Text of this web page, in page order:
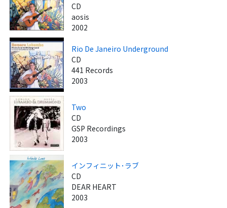
CD
aosis
2002
Rio De Janeiro Underground
CD
441 Records
2003
Two
CD
GSP Recordings
2003
インフィニット･ラブ
CD
DEAR HEART
2003